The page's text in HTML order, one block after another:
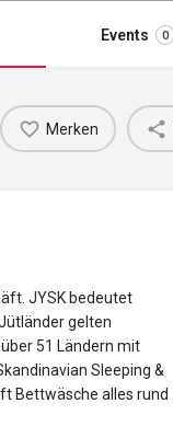
Events 0
Merken
JYSK bedeutet
gelten
51 Ländern mit
Sleeping &
Bettwäsche alles rund